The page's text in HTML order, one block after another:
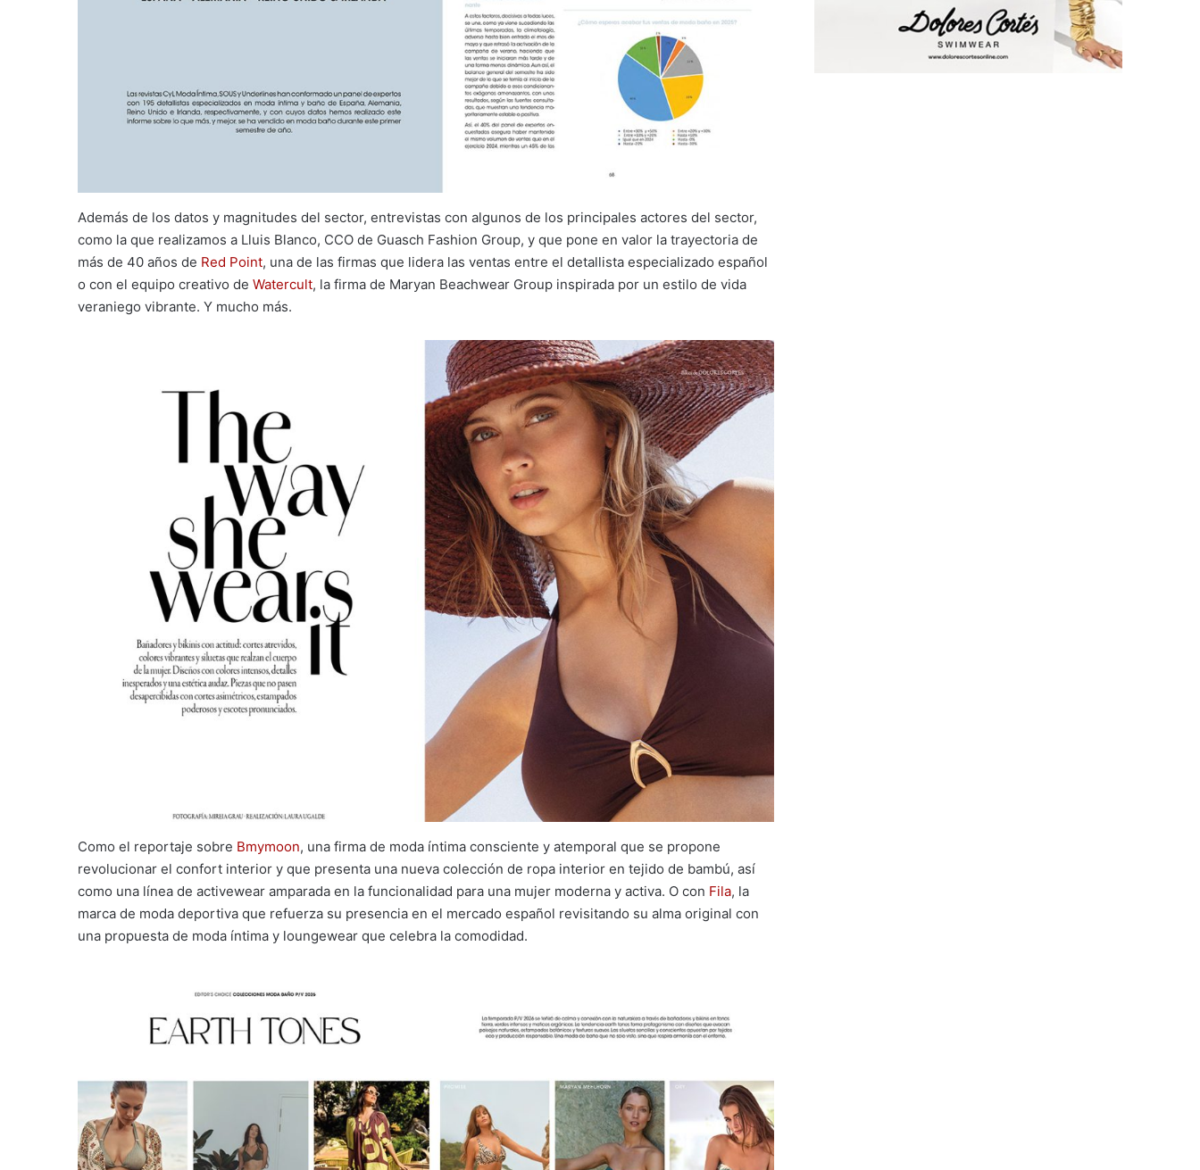
Además de los datos y magnitudes del sector, entrevistas con algunos de los principales actores del sector,
como la que realizamos a Lluis Blanco, CCO de Guasch Fashion Group, y que pone en valor la trayectoria de
más de 40 años de Red Point, una de las firmas que lidera las ventas entre el detallista especializado español
o con el equipo creativo de Watercult, la firma de Maryan Beachwear Group inspirada por un estilo de vida
veraniego vibrante. Y mucho más.
Como el reportaje sobre Bmymoon, una firma de moda íntima consciente y atemporal que se propone
revolucionar el confort interior y que presenta una nueva colección de ropa interior en tejido de bambú, así
como una línea de activewear amparada en la funcionalidad para una mujer moderna y activa. O con Fila, la
marca de moda deportiva que refuerza su presencia en el mercado español revisitando su alma original con
una propuesta de moda íntima y loungewear que celebra la comodidad.